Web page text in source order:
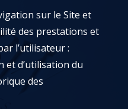
sur le Site et
des prestations et
l’utilisateur :
et d’utilisation du
des